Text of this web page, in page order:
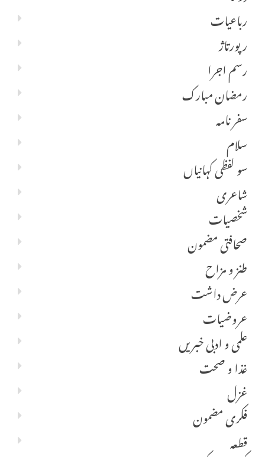
رباعیات
رپورتاژ
رسم اجرا
رمضان مبارک
سفر نامہ
سلام
سو لفظی کہانیاں
شاعری
شخصیات
صحافتی مضمون
طنز و مزاح
عرض داشت
عروضیات
علمی و ادبی خبریں
غذا و صحت
غزل
فکری مضمون
قطعہ